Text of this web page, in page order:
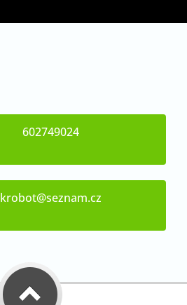
602749024
krobot@seznam.cz